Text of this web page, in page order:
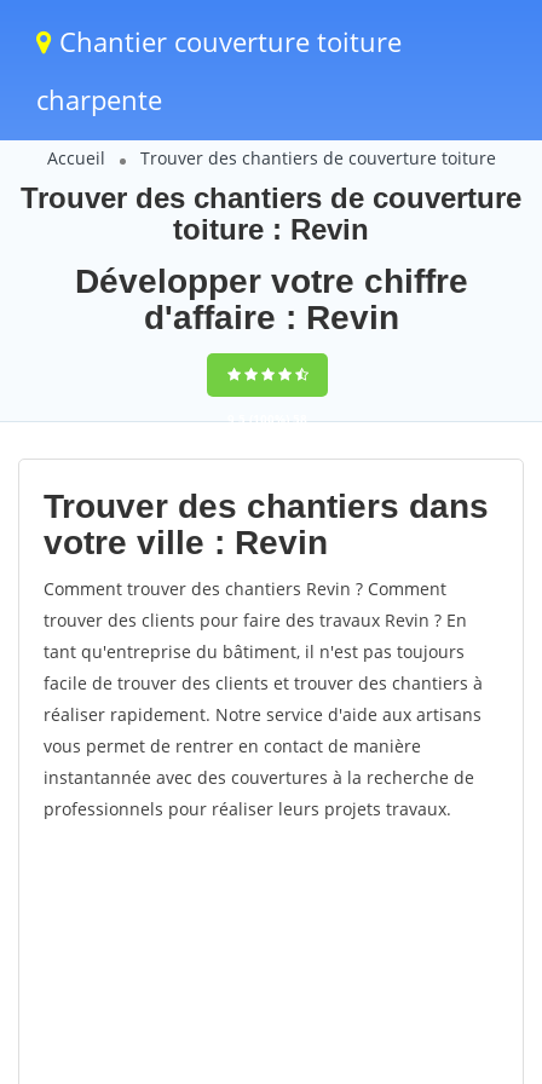
Chantier couverture toiture
charpente
Accueil Trouver des chantiers de couverture toiture
Trouver des chantiers de couverture
toiture : Revin
Développer votre chiffre
d'affaire : Revin
9,5(100%)58
votes
Trouver des chantiers dans
votre ville : Revin
Comment trouver des chantiers Revin ? Comment
trouver des clients pour faire des travaux Revin ? En
tant qu'entreprise du bâtiment, il n'est pas toujours
facile de trouver des clients et trouver des chantiers à
réaliser rapidement. Notre service d'aide aux artisans
vous permet de rentrer en contact de manière
instantannée avec des couvertures à la recherche de
professionnels pour réaliser leurs projets travaux.